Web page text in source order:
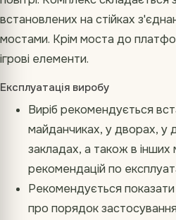
встановлених на стійках
мостами. Крім моста до
ігрові елементи.
Експлуатація виробу
Виріб рекомендується
майданчиках, у дворах, у
закладах, а також в інших
рекомендацій по
Рекомендується показати
про порядок